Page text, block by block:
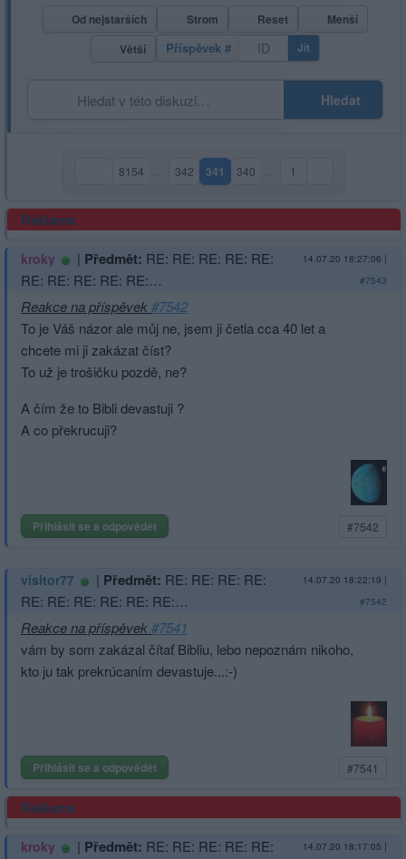
Od nejstarších Strom Reset
Menší
Větší
Příspěvek # Jít
Hledat
8154 342 341(aktuální strana)
340 1
Reklama
kroky | Předmět: RE: RE: RE: RE: RE:
RE: RE: RE: RE: RE:…
14.07.20 18:27:06 |
#7543
Reakce na příspěvek#7542
To je Váš názor ale můj ne, jsem ji četla cca 40 let a
chcete mi ji zakázat číst?
To už je trošičku pozdě, ne?
A čím že to Bibli devastuji ?
A co překrucuji?
Přihlásit se a odpovědět #7542
visitor77 | Předmět: RE: RE: RE: RE:
RE: RE: RE: RE: RE: RE:…
14.07.20 18:22:19 |
#7542
Reakce na příspěvek#7541
vám by som zakázal čítať Bibliu, lebo nepoznám nikoho,
kto ju tak prekrúcaním devastuje...:-)
Přihlásit se a odpovědět #7541
Reklama
kroky | Předmět: RE: RE: RE: RE: RE:
14.07.20 18:17:05 |